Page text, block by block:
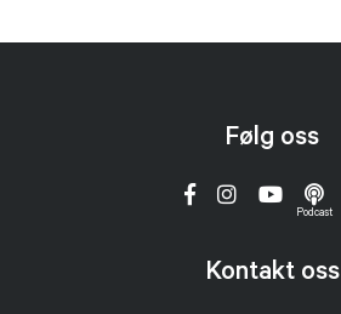
Følg oss
Podcast
Kontakt oss